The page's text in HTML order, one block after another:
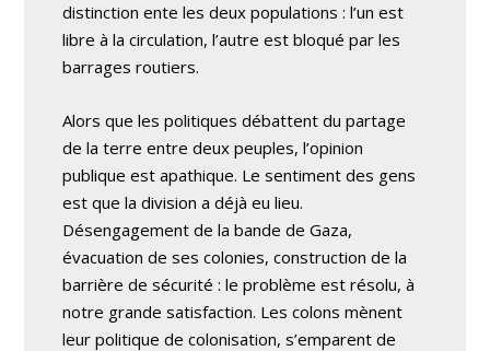
distinction ente les deux populations : l’un est
libre à la circulation, l’autre est bloqué par les
barrages routiers.
Alors que les politiques débattent du partage
de la terre entre deux peuples, l’opinion
publique est apathique. Le sentiment des gens
est que la division a déjà eu lieu.
Désengagement de la bande de Gaza,
évacuation de ses colonies, construction de la
barrière de sécurité : le problème est résolu, à
notre grande satisfaction. Les colons mènent
leur politique de colonisation, s’emparent de